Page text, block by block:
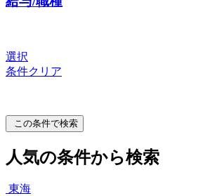
選択
条件クリア
この条件で検索
人気の条件から検索
東海